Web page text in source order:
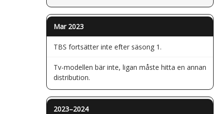
Mar 2023
TBS fortsätter inte efter säsong 1.
Tv-modellen bär inte, ligan måste hitta en annan
distribution.
2023–2024